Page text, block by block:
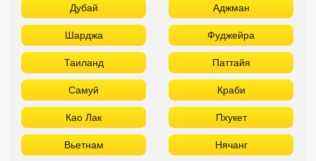
Дубай Аджман
Шарджа Фуджейра
Таиланд Паттайя
Самуй Краби
Као Лак Пхукет
Вьетнам Нячанг